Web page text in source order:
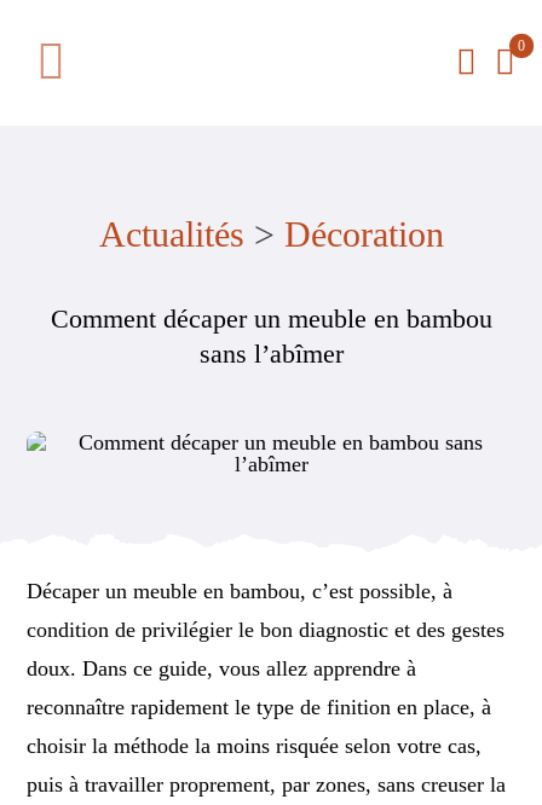
0
Toggle
Le conceptActualités > Décoration
Comment décaper un meuble en bambou
sans l’abîmer
Décaper un meuble en bambou, c’est possible, à
condition de privilégier le bon diagnostic et des gestes
doux. Dans ce guide, vous allez apprendre à
reconnaître rapidement le type de finition en place, à
choisir la méthode la moins risquée selon votre cas,
puis à travailler proprement, par zones, sans creuser la